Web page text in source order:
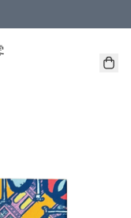
貨、本地取貨 )